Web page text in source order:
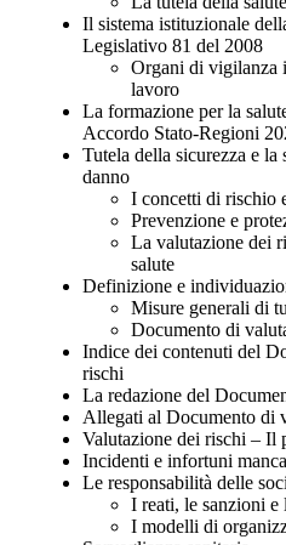
Il sistema istituzionale
Legislativo 81 del 2008
Organi di vigilanza
lavoro
La formazione per la
Accordo Stato-Regioni
Tutela della sicurezza e
danno
I concetti di rischio
Prevenzione e
La valutazione dei
salute
Definizione e
Misure generali di
Documento di
Indice dei contenuti del
rischi
La redazione del
Allegati al Documento di
Valutazione dei rischi – Il
Incidenti e infortuni
Le responsabilità delle
I reati, le sanzioni e
I modelli di